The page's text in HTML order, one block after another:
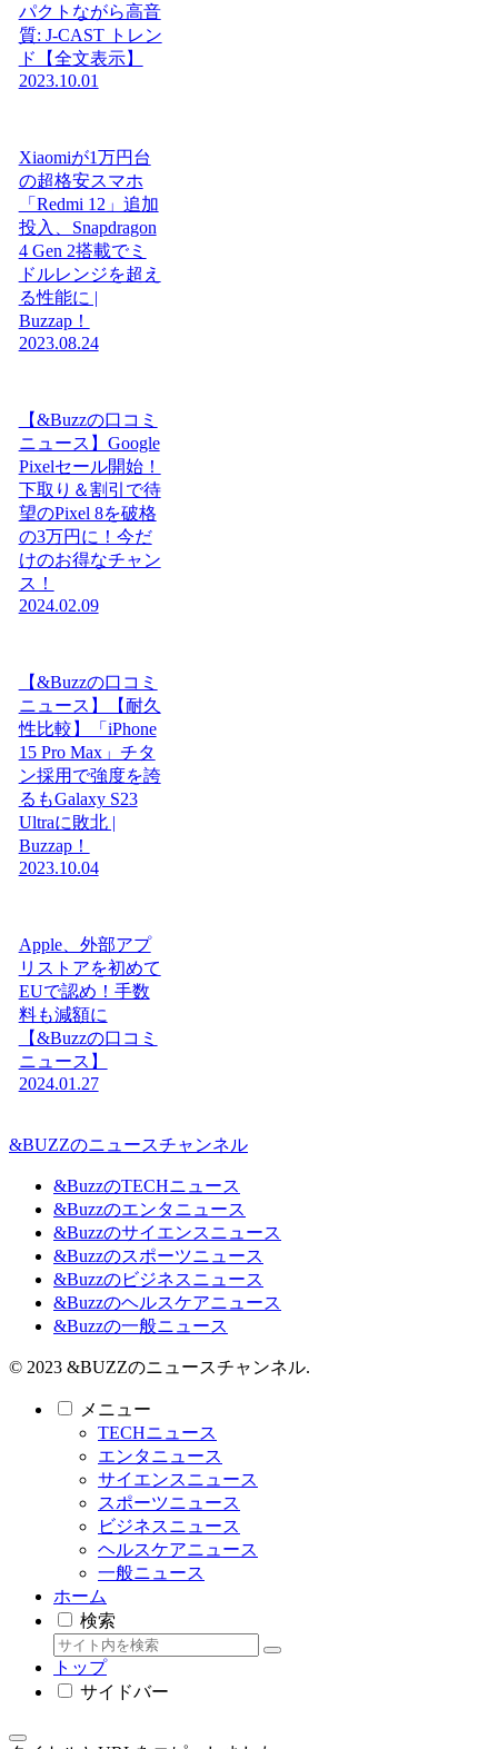
パクトながら高音
質: J-CAST トレン
ド【全文表示】
2023.10.01
Xiaomiが1万円台
の超格安スマホ
「Redmi 12」追加
投入、Snapdragon
4 Gen 2搭載でミ
ドルレンジを超え
る性能に |
Buzzap！
2023.08.24
【&Buzzの口コミ
ニュース】Google
Pixelセール開始！
下取り＆割引で待
望のPixel 8を破格
の3万円に！今だ
けのお得なチャン
ス！
2024.02.09
【&Buzzの口コミ
ニュース】【耐久
性比較】「iPhone
15 Pro Max」チタ
ン採用で強度を誇
るもGalaxy S23
Ultraに敗北 |
Buzzap！
2023.10.04
Apple、外部アプ
リストアを初めて
EUで認め！手数
料も減額に
【&Buzzの口コミ
ニュース】
2024.01.27
&BUZZのニュースチャンネル
&BuzzのTECHニュース
&Buzzのエンタニュース
&Buzzのサイエンスニュース
&Buzzのスポーツニュース
&Buzzのビジネスニュース
&Buzzのヘルスケアニュース
&Buzzの一般ニュース
© 2023 &BUZZのニュースチャンネル.
メニュー
TECHニュース
エンタニュース
サイエンスニュース
スポーツニュース
ビジネスニュース
ヘルスケアニュース
一般ニュース
ホーム
検索
トップ
サイドバー